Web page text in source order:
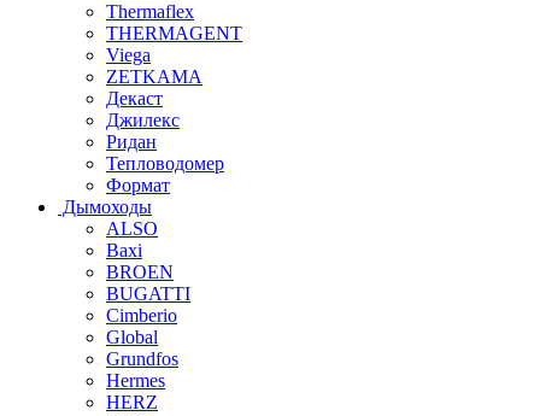
Thermaflex
THERMAGENT
Viega
ZETKAMA
Декаст
Джилекс
Ридан
Тепловодомер
Формат
Дымоходы
ALSO
Baxi
BROEN
BUGATTI
Cimberio
Global
Grundfos
Hermes
HERZ